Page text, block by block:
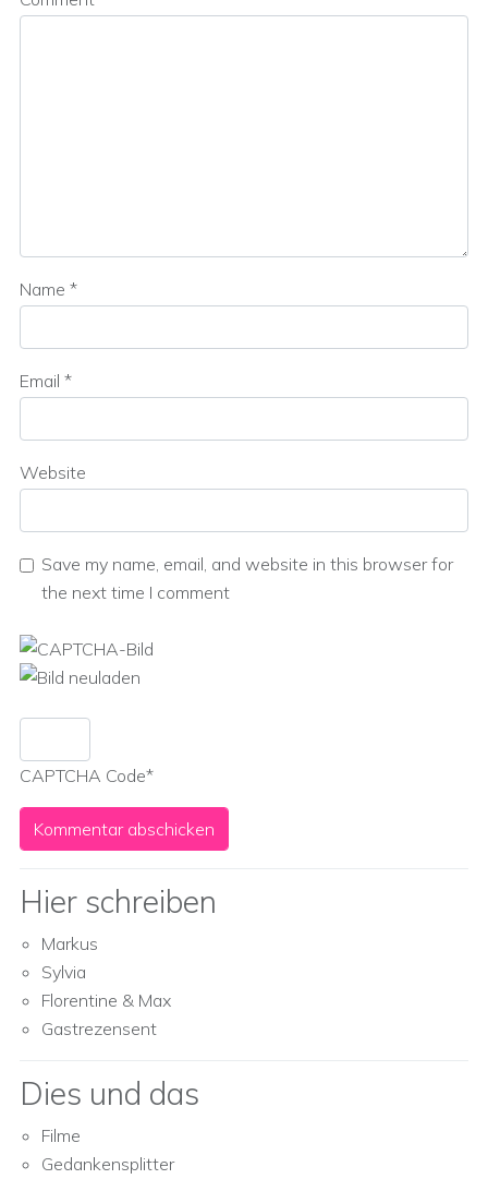
Name *
Email *
Website
Save my name, email, and website in this browser for
the next time I comment
CAPTCHA Code*
Hier schreiben
Markus
Sylvia
Florentine & Max
Gastrezensent
Dies und das
Filme
Gedankensplitter